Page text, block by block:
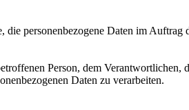
personenbezogene Daten im Auftrag
Person, dem Verantwortlichen,
Daten zu verarbeiten.